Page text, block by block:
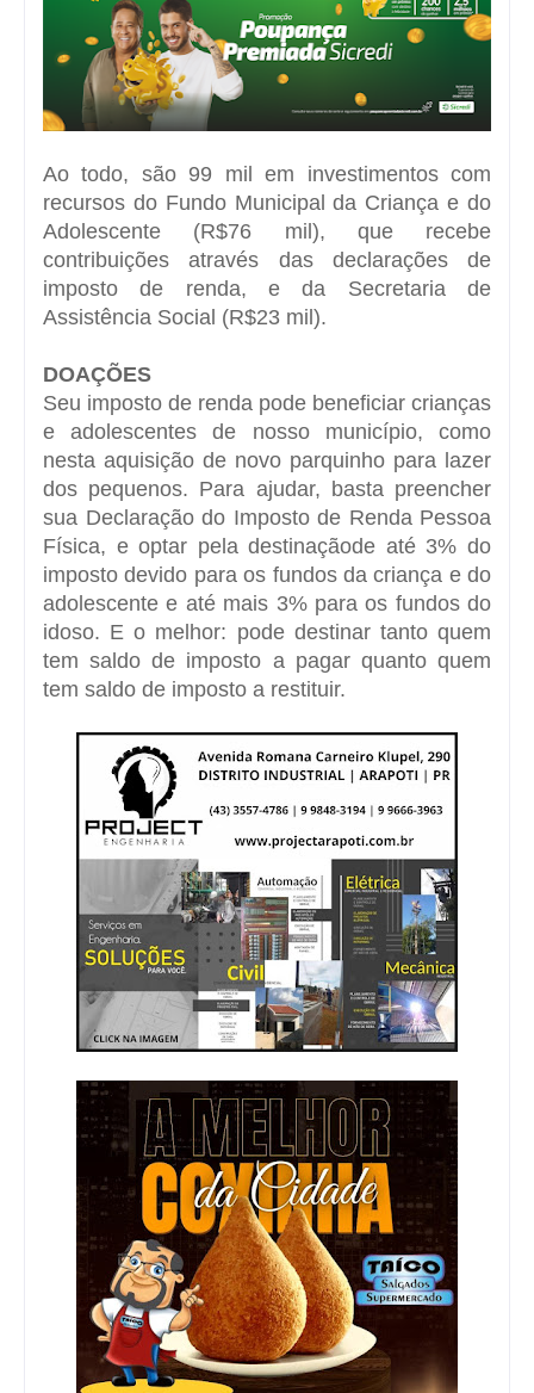
Ao todo, são 99 mil em investimentos com
recursos do Fundo Municipal da Criança e do
Adolescente (R$76 mil), que recebe
contribuições através das declarações de
imposto de renda, e da Secretaria de
Assistência Social (R$23 mil).
DOAÇÕES
Seu imposto de renda pode beneficiar crianças
e adolescentes de nosso município, como
nesta aquisição de novo parquinho para lazer
dos pequenos. Para ajudar, basta preencher
sua Declaração do Imposto de Renda Pessoa
Física, e optar pela destinaçãode até 3% do
imposto devido para os fundos da criança e do
adolescente e até mais 3% para os fundos do
idoso. E o melhor: pode destinar tanto quem
tem saldo de imposto a pagar quanto quem
tem saldo de imposto a restituir.